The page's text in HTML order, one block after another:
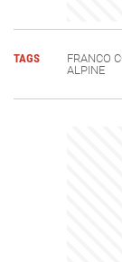
TAGS FRANCO
ALPINE